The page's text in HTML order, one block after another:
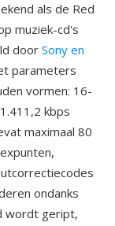
als de Red
muziek-cd's
doorSony en
parameters
vormen: 16-
kbps
maximaal 80
ondanks
wordt geript,